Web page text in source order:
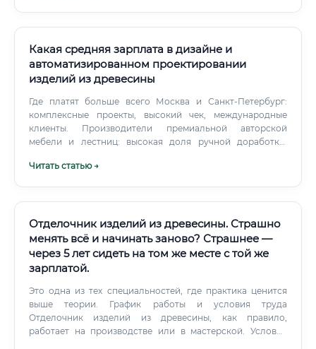
Какая средняя зарплата в дизайне и
автоматизированном проектировании
изделий из древесины
Где платят больше всего Москва и Санкт‑Петербург:
комплексные проекты, высокий чек, международные
клиенты. Производители премиальной авторской
мебели и лестниц: высокая доля ручной доработки,
Читать статью →
Отделочник изделий из древесины. Страшно
менять всё и начинать заново? Страшнее —
через 5 лет сидеть на том же месте с той же
зарплатой.
Это одна из тех специальностей, где практика ценится
выше теории. График работы и условия труда
Отделочник изделий из древесины, как правило,
работает на производстве или в мастерской. Условия